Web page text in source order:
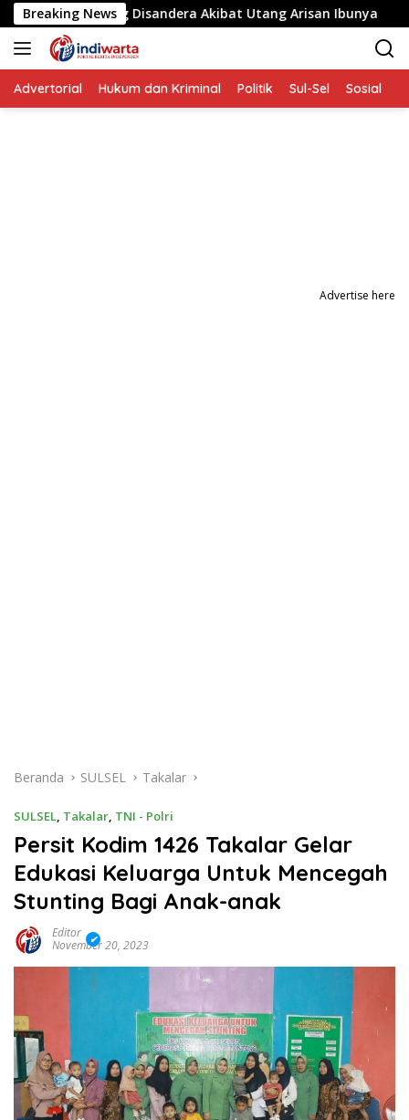
Langsung
ke
konten
Breaking News
yang Disandera Akibat Utang Arisan Ibunya
Advertorial Hukum dan Kriminal Politik Sul-Sel Sosial
Advertise here
Beranda SULSEL Takalar
SULSEL, Takalar, TNI - Polri
Persit Kodim 1426 Takalar Gelar
Edukasi Keluarga Untuk Mencegah
Stunting Bagi Anak-anak
Editor
November 20, 2023